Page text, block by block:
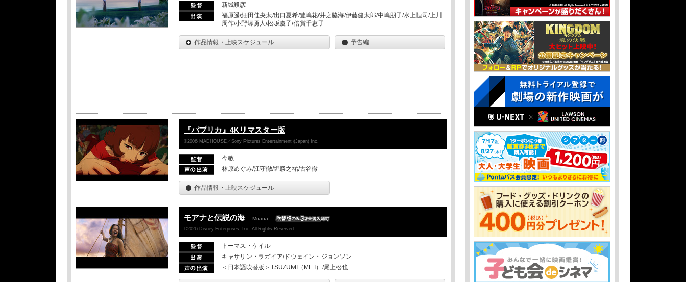
新城毅彦
福原遥/細田佳央太/出口夏希/豊嶋花/井之脇海/伊藤健太郎/中嶋朋子/水上恒司/上川
周作/小野塚勇人/松坂慶子/倍賞千恵子
作品情報・上映スケジュール 予告編
『パプリカ』4Kリマスター版
©2006 MADHOUSE／Sony Pictures Entertainment (Japan) Inc.
今敏
林原めぐみ/江守徹/堀勝之祐/古谷徹
作品情報・上映スケジュール
モアナと伝説の海 Moana
©2026 Disney Enterprises, Inc. All Rights Reserved.
トーマス・ケイル
キャサリン・ラガイア/ドウェイン・ジョンソン
＜日本語吹替版＞TSUZUMI（ME:I）/尾上松也